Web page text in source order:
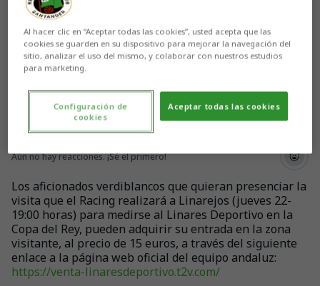
Aún no hay reacciones. ¡Sé el primero!
Los aficionados verdiblancos que quieran presenciar la
visita que el Racing realizará a Linarejos (jueves 22-
19:00 horas) para medirse al Linares Deportivo en la
Copa del Rey, pueden adquirir su entrada en la zona
visitante, al precio de 15 euros, a través del siguiente
enlace a la página web oficial del equipo andaluz:
https://venta-linaresdeportivo.t2v.com/
Al hacer clic en “Aceptar todas las cookies”, usted acepta que las
cookies se guarden en su dispositivo para mejorar la navegación del
sitio, analizar el uso del mismo, y colaborar con nuestros estudios
para marketing.
Aceptar todas las cookies
Configuración de
cookies